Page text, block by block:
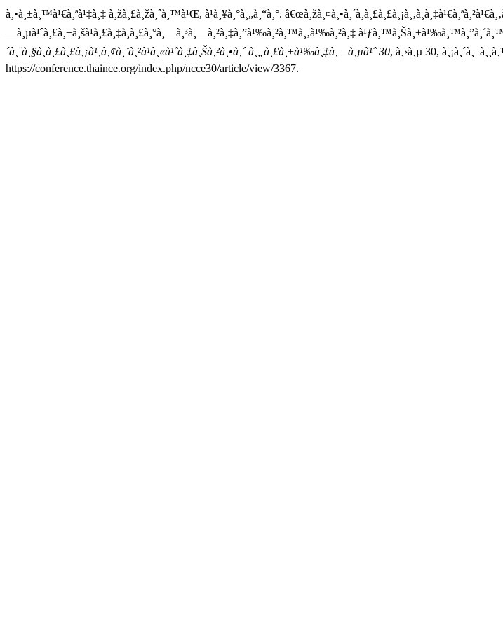
à¸•à¸±à¸™à¹€à¸ªà¹‡à¸‡ à¸žà¸£à¸žà¸ˆà¸™à¹Œ, à¹à¸¥à¸°à¸„à¸“à¸°.
—à¸µà¹ˆà¸£à¸±à¸šà¹à¸£à¸‡à¸à¸£à¸°à¸—à¸³à¸—à¸²à¸‡à¸”à¹‰à¸²à¸™à¸‚à¹‰à¸²à¸‡
´à¸¨à¸§à¸à¸£à¸£à¸¡à¹‚à¸¢à¸˜à¸²à¹à¸«à¹ˆà¸‡à¸Šà¸²à¸•à¸´ à¸„à¸£à¸±à¹‰à¸‡à¸—à¸µà¹ˆ 30, à¸›à¸µ 30,
https://conference.thaince.org/index.php/ncce30/article/view/3367.